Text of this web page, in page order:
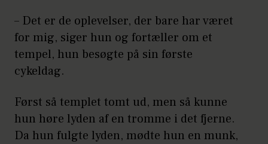
– Det er de oplevelser, der bare har været
for mig, siger hun og fortæller om et
tempel, hun besøgte på sin første
cykeldag.
Først så templet tomt ud, men så kunne
hun høre lyden af en tromme i det fjerne.
Da hun fulgte lyden, mødte hun en munk,